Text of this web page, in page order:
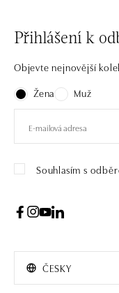
Přihlášení k
Objevte nejnovější
Žena
Muž
Souhlasím s
ČESKY